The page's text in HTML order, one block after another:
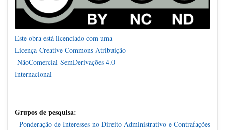
Este obra está licenciado com uma
Licença Creative Commons Atribuição
-NãoComercial-SemDerivações 4.0
Internacional
Grupos de pesquisa:
-Ponderação de Interesses no Direito Administrativo e Contrafações